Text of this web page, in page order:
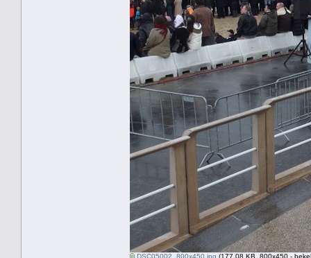
DSC05002_800x450.jpg (177.08 KB, 800x450 -